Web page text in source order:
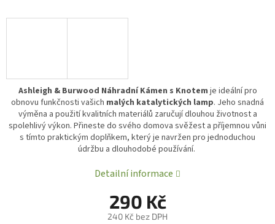
290 Kč
240 Kč bez DPH
Ashleigh & Burwood Náhradní Kámen s Knotem je ideální pro
obnovu funkčnosti vašich malých katalytických lamp. Jeho snadná
výměna a použití kvalitních materiálů zaručují dlouhou životnost a
spolehlivý výkon. Přineste do svého domova svěžest a příjemnou vůni
s tímto praktickým doplňkem, který je navržen pro jednoduchou
údržbu a dlouhodobé používání.
Detailní informace